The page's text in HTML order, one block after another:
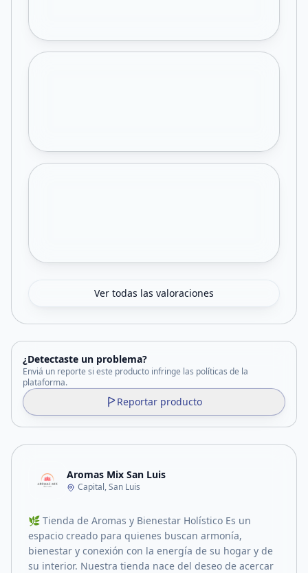
Ver todas las valoraciones
¿Detectaste un problema?
Enviá un reporte si este producto infringe las políticas de la
plataforma.
Reportar producto
Aromas Mix San Luis
Capital, San Luis
🌿 Tienda de Aromas y Bienestar Holístico Es un
espacio creado para quienes buscan armonía,
bienestar y conexión con la energía de su hogar y de
su interior. Nuestra tienda nace del deseo de acercar